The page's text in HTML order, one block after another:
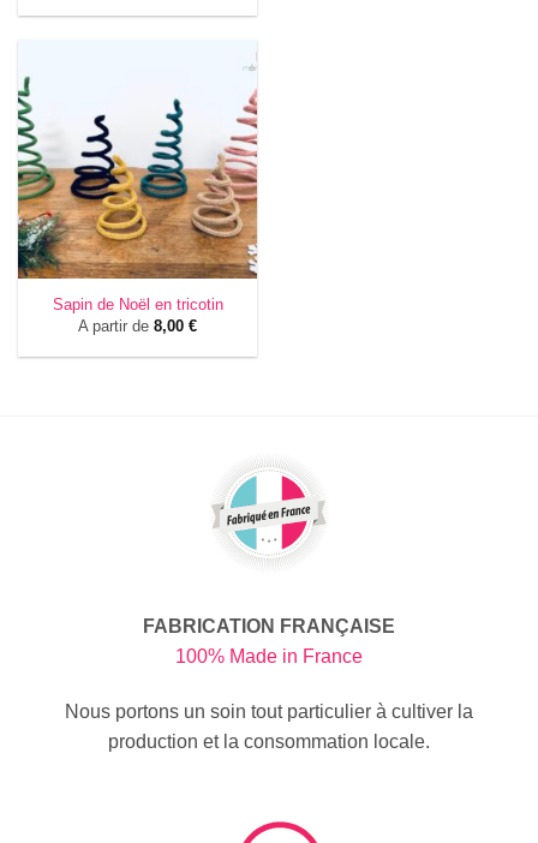
Sapin de Noël en tricotin
A partir de 8,00 €
FABRICATION FRANÇAISE
100% Made in France
Nous portons un soin tout particulier à cultiver la
production et la consommation locale.